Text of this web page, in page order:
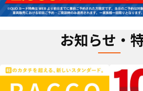
お知らせ・